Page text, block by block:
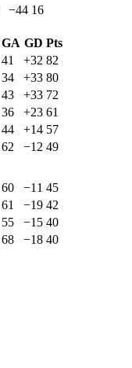
−44 16
GA GD Pts
41 +32 82
34 +33 80
43 +33 72
36 +23 61
44 +14 57
62 −12 49
60 −11 45
61 −19 42
55 −15 40
68 −18 40